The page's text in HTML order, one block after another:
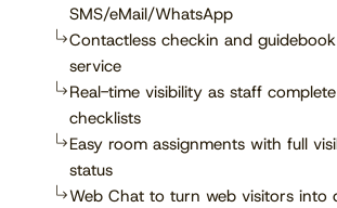
SMS/eMail/WhatsApp
Contactless checkin and
service
Real-time visibility as staff
checklists
Easy room assignments with full
status
Web Chat to turn web visitors into